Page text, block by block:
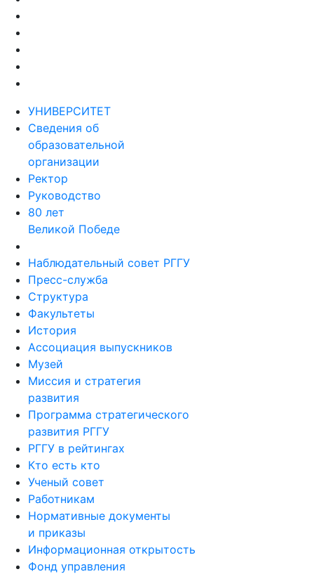
УНИВЕРСИТЕТ
Сведения об
образовательной
организации
Ректор
Руководство
80 лет
Великой Победе
Наблюдательный совет РГГУ
Пресс-служба
Структура
Факультеты
История
Ассоциация выпускников
Музей
Миссия и стратегия
развития
Программа стратегического
развития РГГУ
РГГУ в рейтингах
Кто есть кто
Ученый совет
Работникам
Нормативные документы
и приказы
Информационная открытость
Фонд управления